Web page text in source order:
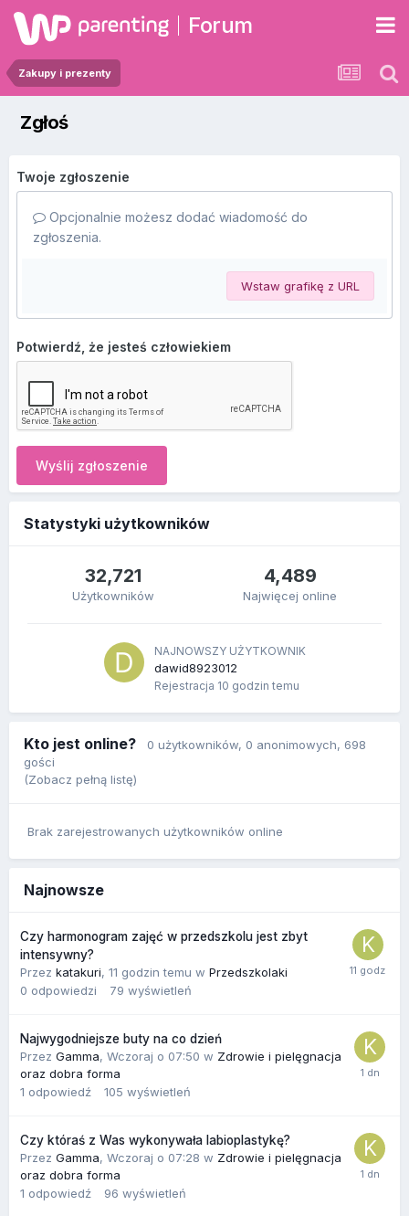
Forum
Zakupy i prezenty
Zgłoś
Twoje zgłoszenie
Opcjonalnie możesz dodać wiadomość do
zgłoszenia.
Wstaw grafikę z URL
Potwierdź, że jesteś człowiekiem
Wyślij zgłoszenie
Statystyki użytkowników
32,721
Użytkowników
4,489
Najwięcej online
NAJNOWSZY UŻYTKOWNIK
dawid8923012
Rejestracja 10 godzin temu
Kto jest online? 0 użytkowników, 0 anonimowych, 698
gości
(Zobacz pełną listę)
Brak zarejestrowanych użytkowników online
Najnowsze
Czy harmonogram zajęć w przedszkolu jest zbyt
intensywny?
Przez katakuri, 11 godzin temu w Przedszkolaki
0 odpowiedzi 79 wyświetleń
Najwygodniejsze buty na co dzień
Przez Gamma, Wczoraj o 07:50 w Zdrowie i pielęgnacja
oraz dobra forma
1 odpowiedź 105 wyświetleń
Czy któraś z Was wykonywała labioplastykę?
Przez Gamma, Wczoraj o 07:28 w Zdrowie i pielęgnacja
oraz dobra forma
1 odpowiedź 96 wyświetleń